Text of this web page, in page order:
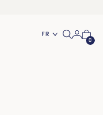
Fr
0